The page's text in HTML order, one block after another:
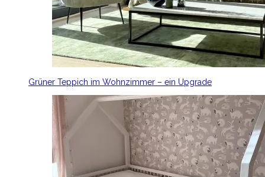
Grüner Teppich im Wohnzimmer – ein Upgrade